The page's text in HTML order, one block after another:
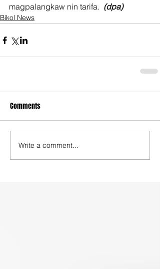
magpalangkaw nin tarifa. (dpa)
Bikol News
Comments
Write a comment...